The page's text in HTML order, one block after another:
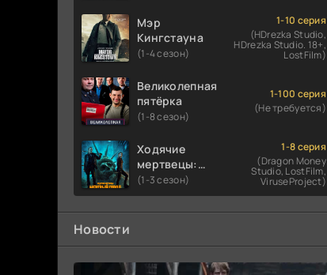
Мэр
Кингстауна
(1-4 сезон)
1-10 серия
(HDrezka Studio,
HDrezka Studio. 18+,
LostFilm)
Великолепная
пятёрка
(1-8 сезон)
1-100 серия
(Не требуется)
Ходячие
мертвецы:
Мертвый
город
(1-3 сезон)
1-8 серия
(Dragon Money
Studio, LostFilm,
ViruseProject)
Новости